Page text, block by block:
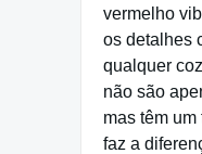
vermelho
os detalhes
qualquer
não são
mas têm
faz a